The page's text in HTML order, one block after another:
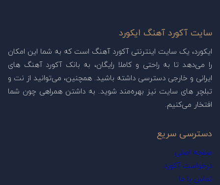
سایت آکورد آهنگ ایکورد
ایکورد، یک سایت اینترنتی آکورد آهنگ است که به شما این امکان
را می‌دهد تا به راحتی و کاملا رایگان، به بانک آکورد آهنگ های
ایرانی و خارجی دسترسی داشته باشید. همچنین، می‌توانید از نت و
تبلچر های سایت نیز بهره‌مند شوید. به داشتن همراهی چون شما
افتخار می‌کنیم.
دسترسی سریع
صفحه اصلی
درخواست آکورد
تماس با ما